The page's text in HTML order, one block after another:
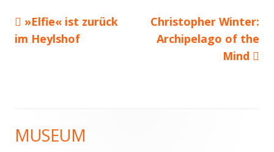
Beitragsnavigation
Vorheriger
Beitrag:
»Elfie« ist zurück
im Heylshof
Nächster
Beitrag
Christopher Winter:
Archipelago of the
Mind
Haupt-
MUSEUM